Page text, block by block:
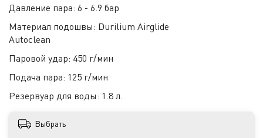
Давление пара: 6 - 6.9 бар
Материал подошвы: Durilium Airglide
Autoclean
Паровой удар: 450 г/мин
Подача пара: 125 г/мин
Резервуар для воды: 1.8 л.
Выбрать